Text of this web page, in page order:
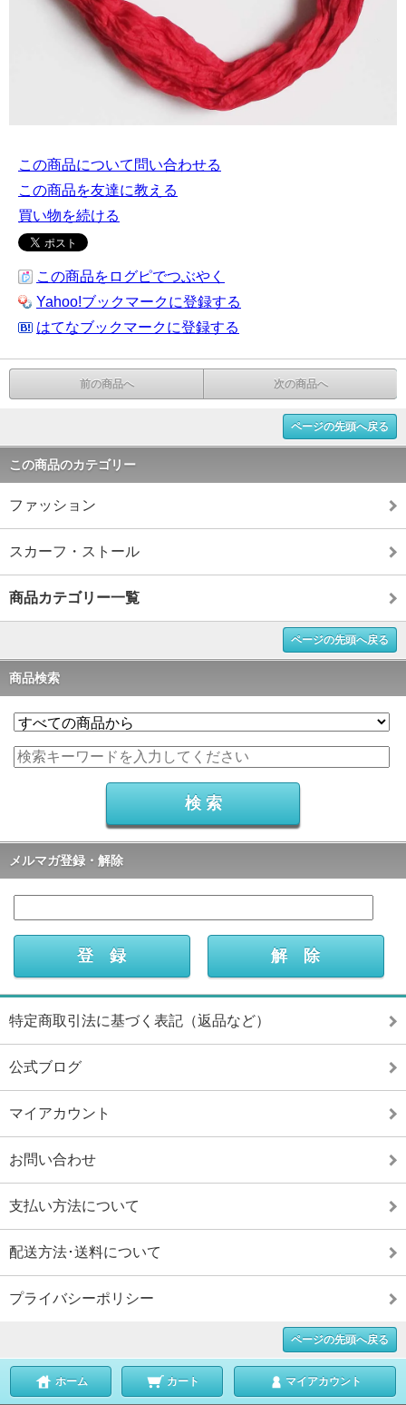
この商品について問い合わせる
この商品を友達に教える
買い物を続ける
この商品をログピでつぶやく
Yahoo!ブックマークに登録する
はてなブックマークに登録する
前の商品へ 次の商品へ
ページの先頭へ戻る
この商品のカテゴリー
ファッション
スカーフ・ストール
商品カテゴリー一覧
ページの先頭へ戻る
商品検索
メルマガ登録・解除
特定商取引法に基づく表記（返品など）
公式ブログ
マイアカウント
お問い合わせ
支払い方法について
配送方法･送料について
プライバシーポリシー
ページの先頭へ戻る
ホーム カート マイアカウント